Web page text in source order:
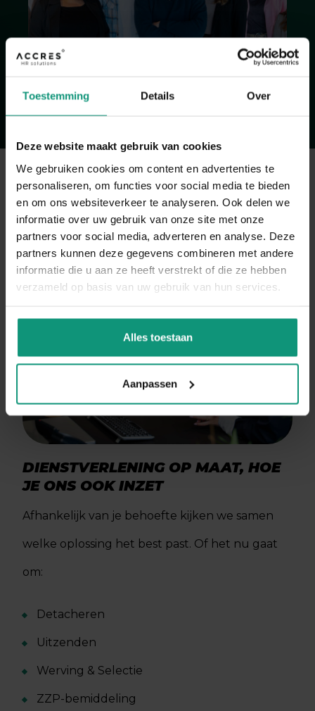
Toestemming Details Over
Deze website maakt gebruik van cookies
We gebruiken cookies om content en advertenties te
personaliseren, om functies voor social media te bieden
en om ons websiteverkeer te analyseren. Ook delen we
informatie over uw gebruik van onze site met onze
partners voor social media, adverteren en analyse. Deze
partners kunnen deze gegevens combineren met andere
informatie die u aan ze heeft verstrekt of die ze hebben
verzameld op basis van uw gebruik van hun services.
Alles toestaan
Aanpassen
DIENSTVERLENING OP MAAT, HOE
JE ONS OOK INZET
Afhankelijk van je behoefte kijken we samen
welke oplossing het best past. Of het nu gaat
om:
Detacheren
Uitzenden
Werving & Selectie
ZZP-bemiddeling